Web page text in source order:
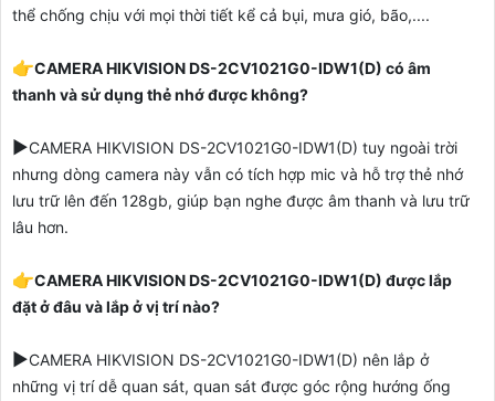
thể chống chịu với mọi thời tiết kể cả bụi, mưa gió, bão,....
👉CAMERA HIKVISION DS-2CV1021G0-IDW1(D) có âm
thanh và sử dụng thẻ nhớ được không?
▶️CAMERA HIKVISION DS-2CV1021G0-IDW1(D) tuy ngoài trời
nhưng dòng camera này vẫn có tích hợp mic và hỗ trợ thẻ nhớ
lưu trữ lên đến 128gb, giúp bạn nghe được âm thanh và lưu trữ
lâu hơn.
👉CAMERA HIKVISION DS-2CV1021G0-IDW1(D) được lắp
đặt ở đâu và lắp ở vị trí nào?
▶️CAMERA HIKVISION DS-2CV1021G0-IDW1(D) nên lắp ở
những vị trí dễ quan sát, quan sát được góc rộng hướng ống